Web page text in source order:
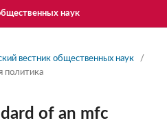
наук
вестник общественных наук
/
политика
of an mfc